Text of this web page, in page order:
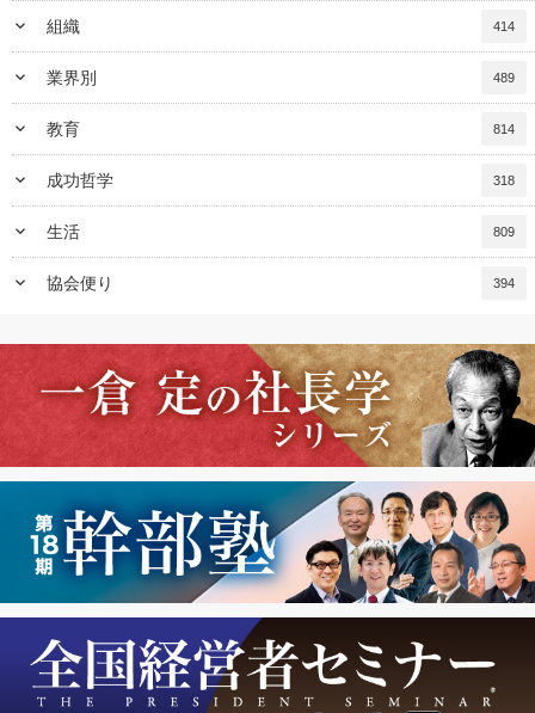
keyboard_arrow_down 組織 414
keyboard_arrow_down 業界別 489
keyboard_arrow_down 教育 814
keyboard_arrow_down 成功哲学 318
keyboard_arrow_down 生活 809
keyboard_arrow_down 協会便り 394